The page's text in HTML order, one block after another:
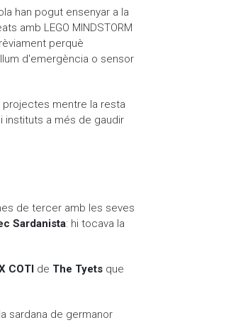
han pogut ensenyar a la
amb LEGO MINDSTORM
perquè
d'emergència o sensor
projectes mentre la resta
instituts a més de gaudir
de tercer amb les seves
Sardanista: hi tocava la
COTI de The Tyets que
sardana de germanor